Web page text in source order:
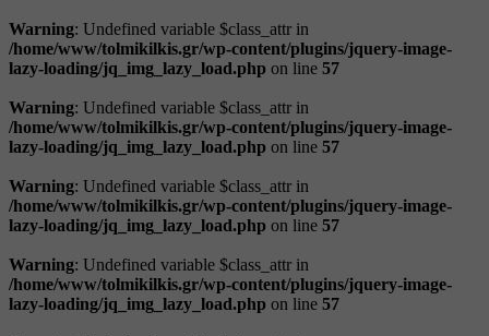
Warning: Undefined variable $class_attr in
/home/www/tolmikilkis.gr/wp-content/plugins/jquery-image-
lazy-loading/jq_img_lazy_load.php on line 57
Warning: Undefined variable $class_attr in
/home/www/tolmikilkis.gr/wp-content/plugins/jquery-image-
lazy-loading/jq_img_lazy_load.php on line 57
Warning: Undefined variable $class_attr in
/home/www/tolmikilkis.gr/wp-content/plugins/jquery-image-
lazy-loading/jq_img_lazy_load.php on line 57
Warning: Undefined variable $class_attr in
/home/www/tolmikilkis.gr/wp-content/plugins/jquery-image-
lazy-loading/jq_img_lazy_load.php on line 57